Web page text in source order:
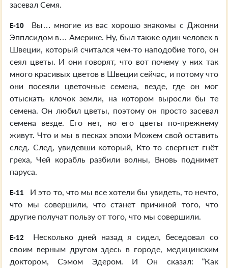
засевал Семя.
E-10
Вы… многие из вас хорошо знакомы с Джонни
Эпплсидом в… Америке. Ну, был также один человек в
Швеции, который считался чем-то наподобие того, он
сеял цветы. И они говорят, что вот почему у них так
много красивых цветов в Швеции сейчас, и потому что
они посеяли цветочные семена, везде, где он мог
отыскать клочок земли, на котором выросли бы те
семена. Он любил цветы, поэтому он просто засевал
семена везде. Его нет, но его цветы по-прежнему
живут. Что и мы в песках эпохи Можем свой оставить
след. След, увидевши который, Кто-то свергнет гнёт
греха, Чей корабль разбили волны, Вновь поднимет
паруса.
E-11
И это то, что мы все хотели бы увидеть, то нечто,
что мы совершили, что станет причиной того, что
другие получат пользу от того, что мы совершили.
E-12
Несколько дней назад я сидел, беседовал со
своим верным другом здесь в городе, медицинским
доктором, Сэмом Эдером. И Он сказал: “Как